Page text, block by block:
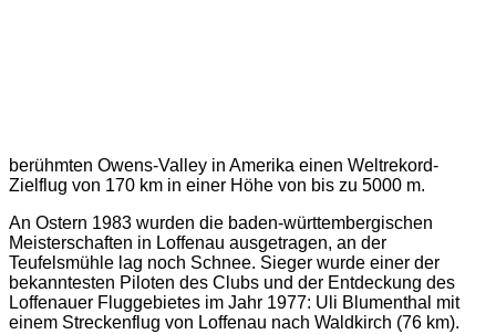
berühmten Owens-Valley in Amerika einen Weltrekord-
Zielflug von 170 km in einer Höhe von bis zu 5000 m.
An Ostern 1983 wurden die baden-württembergischen
Meisterschaften in Loffenau ausgetragen, an der
Teufelsmühle lag noch Schnee. Sieger wurde einer der
bekanntesten Piloten des Clubs und der Entdeckung des
Loffenauer Fluggebietes im Jahr 1977: Uli Blumenthal mit
einem Streckenflug von Loffenau nach Waldkirch (76 km).